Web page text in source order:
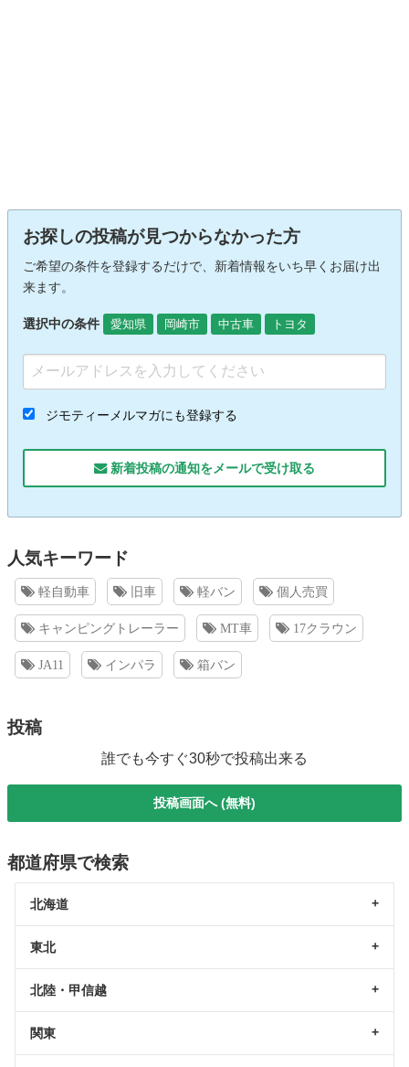
お探しの投稿が見つからなかった方
ご希望の条件を登録するだけで、新着情報をいち早くお届け出
来ます。
選択中の条件 愛知県 岡崎市 中古車 トヨタ
ジモティーメルマガにも登録する
新着投稿の通知をメールで受け取る
人気キーワード
軽自動車 旧車 軽バン 個人売買
キャンピングトレーラー MT車 17クラウン
JA11 インパラ 箱バン
投稿
誰でも今すぐ30秒で投稿出来る
投稿画面へ (無料)
都道府県で検索
北海道
東北
北陸・甲信越
関東